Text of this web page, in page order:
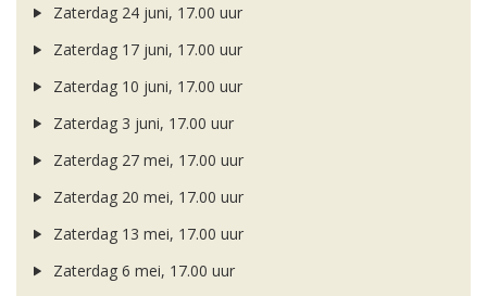
Zaterdag 24 juni, 17.00 uur
Zaterdag 17 juni, 17.00 uur
Zaterdag 10 juni, 17.00 uur
Zaterdag 3 juni, 17.00 uur
Zaterdag 27 mei, 17.00 uur
Zaterdag 20 mei, 17.00 uur
Zaterdag 13 mei, 17.00 uur
Zaterdag 6 mei, 17.00 uur